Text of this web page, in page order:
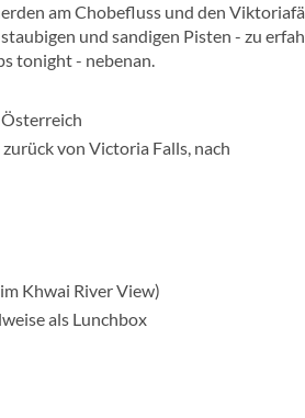
am Chobefluss und den
und sandigen Pisten - zu
tonight - nebenan.
von Victoria Falls, nach
Khwai River View)
als Lunchbox